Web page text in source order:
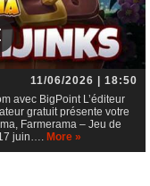
11/06/2026 | 18:50
avec BigPoint L’éditeur
gratuit présente votre
Farmerama – Jeu de
juin…. More »